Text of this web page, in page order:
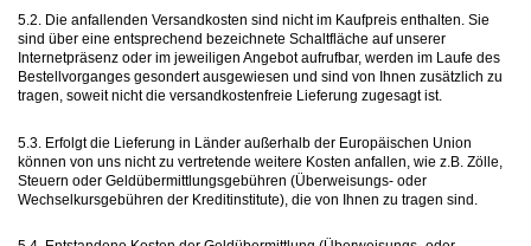
5.2. Die anfallenden Versandkosten sind nicht im Kaufpreis enthalten. Sie
sind über eine entsprechend bezeichnete Schaltfläche auf unserer
Internetpräsenz oder im jeweiligen Angebot aufrufbar, werden im Laufe des
Bestellvorganges gesondert ausgewiesen und sind von Ihnen zusätzlich zu
tragen, soweit nicht die versandkostenfreie Lieferung zugesagt ist.
5.3. Erfolgt die Lieferung in Länder außerhalb der Europäischen Union
können von uns nicht zu vertretende weitere Kosten anfallen, wie z.B. Zölle,
Steuern oder Geldübermittlungsgebühren (Überweisungs- oder
Wechselkursgebühren der Kreditinstitute), die von Ihnen zu tragen sind.